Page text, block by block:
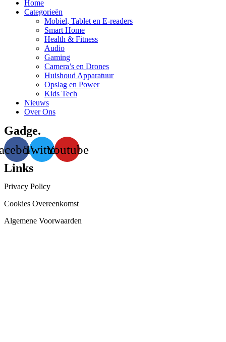
Home
Categorieën
Mobiel, Tablet en E-readers
Smart Home
Health & Fitness
Audio
Gaming
Camera’s en Drones
Huishoud Apparatuur
Opslag en Power
Kids Tech
Nieuws
Over Ons
Gadge.
TwitterYoutube
Links
Privacy Policy
Cookies Overeenkomst
Algemene Voorwaarden